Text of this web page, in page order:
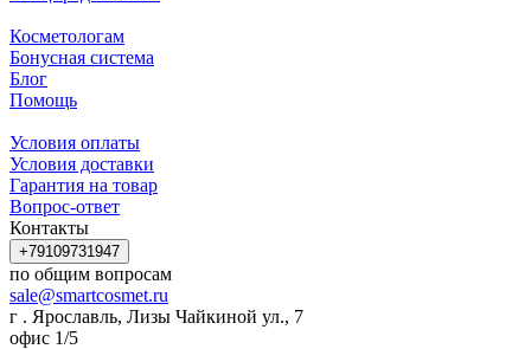
Косметологам
Бонусная система
Блог
Помощь
Условия оплаты
Условия доставки
Гарантия на товар
Вопрос-ответ
Контакты
+79109731947
по общим вопросам
sale@smartcosmet.ru
г . Ярославль, Лизы Чайкиной ул., 7
офис 1/5